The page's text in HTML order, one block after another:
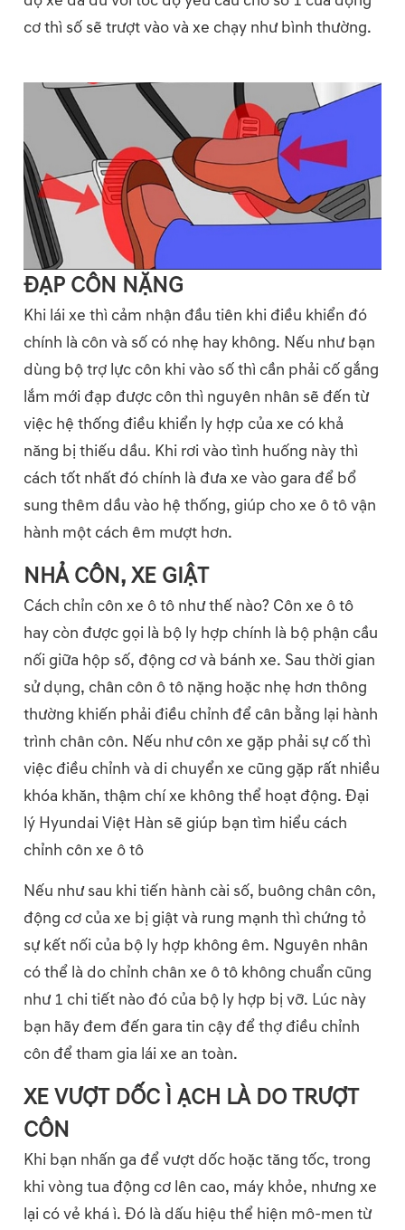
cơ thì số sẽ trượt vào và xe chạy như bình thường.
ĐẠP CÔN NẶNG
Khi lái xe thì cảm nhận đầu tiên khi điều khiển đó
chính là côn và số có nhẹ hay không. Nếu như bạn
dùng bộ trợ lực côn khi vào số thì cần phải cố gắng
lắm mới đạp được côn thì nguyên nhân sẽ đến từ
việc hệ thống điều khiển ly hợp của xe có khả
năng bị thiếu dầu. Khi rơi vào tình huống này thì
cách tốt nhất đó chính là đưa xe vào gara để bổ
sung thêm dầu vào hệ thống, giúp cho xe ô tô vận
hành một cách êm mượt hơn.
NHẢ CÔN, XE GIẬT
Cách chỉn côn xe ô tô như thế nào? Côn xe ô tô
hay còn được gọi là bộ ly hợp chính là bộ phận cầu
nối giữa hộp số, động cơ và bánh xe. Sau thời gian
sử dụng, chân côn ô tô nặng hoặc nhẹ hơn thông
thường khiến phải điều chỉnh để cân bằng lại hành
trình chân côn. Nếu như côn xe gặp phải sự cố thì
việc điều chỉnh và di chuyển xe cũng gặp rất nhiều
khóa khăn, thậm chí xe không thể hoạt động. Đại
lý Hyundai Việt Hàn sẽ giúp bạn tìm hiểu cách
chỉnh côn xe ô tô
Nếu như sau khi tiến hành cài số, buông chân côn,
động cơ của xe bị giật và rung mạnh thì chứng tỏ
sự kết nối của bộ ly hợp không êm. Nguyên nhân
có thể là do chỉnh chân xe ô tô không chuẩn cũng
như 1 chi tiết nào đó của bộ ly hợp bị vỡ. Lúc này
bạn hãy đem đến gara tin cậy để thợ điều chỉnh
côn để tham gia lái xe an toàn.
XE VƯỢT DỐC Ì ẠCH LÀ DO TRƯỢT
CÔN
Khi bạn nhấn ga để vượt dốc hoặc tăng tốc, trong
khi vòng tua động cơ lên cao, máy khỏe, nhưng xe
lại có vẻ khá ì. Đó là dấu hiệu thể hiện mô-men từ